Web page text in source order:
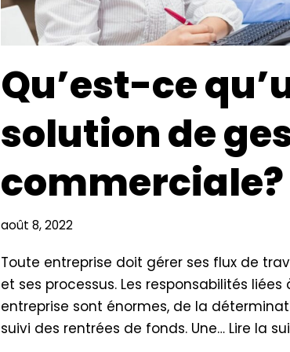
Qu’est-ce
solution de
commerciale?
août 8, 2022
Toute entreprise doit gérer ses flux de
et ses processus. Les responsabilités liées
entreprise sont énormes, de la
suivi des rentrées de fonds. Une… Lire la